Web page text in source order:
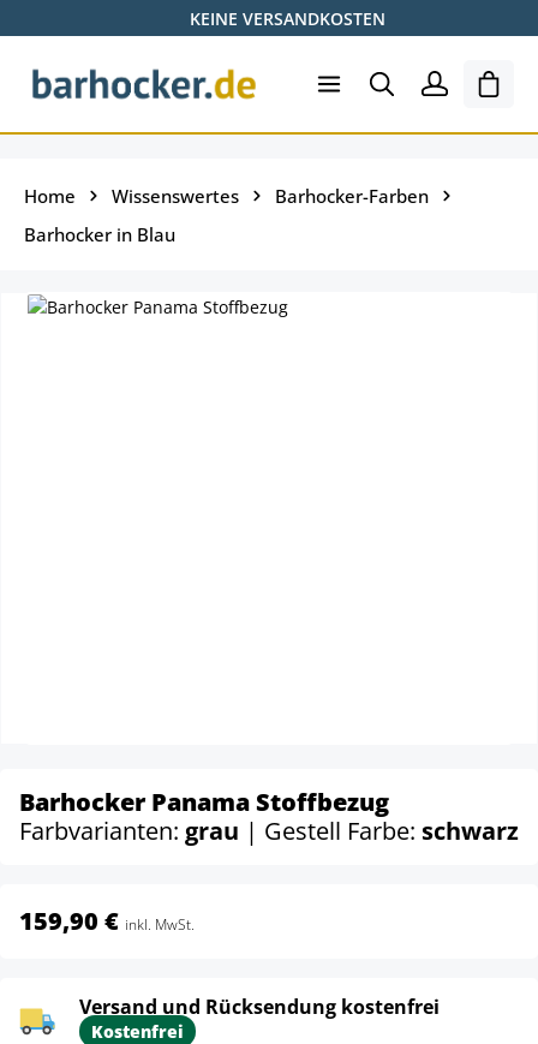
Zum Hauptinhalt springenKEINE VERSANDKOSTEN
Home Wissenswertes
Barhocker-Farben
Barhocker in Blau
Barhocker Panama Stoffbezug
Farbvarianten: grau | Gestell Farbe: schwarz
159,90 € inkl. MwSt.
Versand und Rücksendung kostenfrei
Kostenfrei